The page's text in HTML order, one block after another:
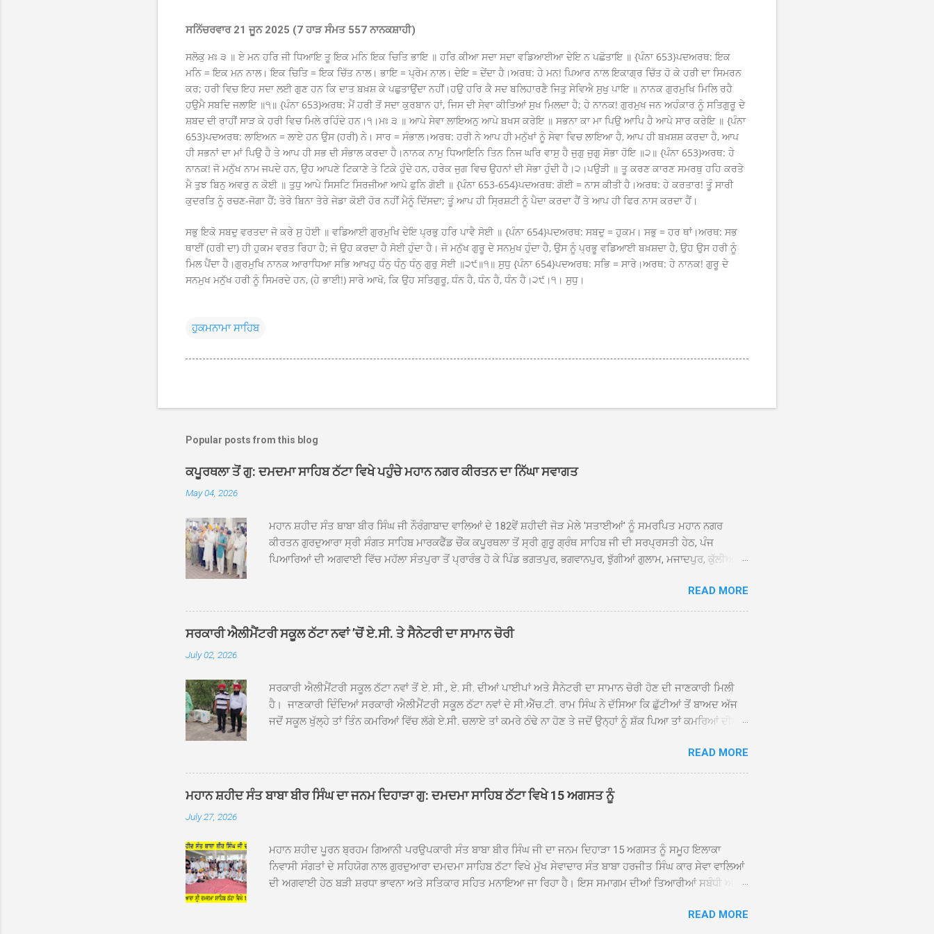
ਸਨਿੱਚਰਵਾਰ 21 ਜੂਨ 2025 (7 ਹਾੜ ਸੰਮਤ 557 ਨਾਨਕਸ਼ਾਹੀ)
ਸਲੋਕੁ ਮਃ ੩ ॥ ਏ ਮਨ ਹਰਿ ਜੀ ਧਿਆਇ ਤੂ ਇਕ ਮਨਿ ਇਕ ਚਿਤਿ ਭਾਇ ॥ ਹਰਿ ਕੀਆ ਸਦਾ ਸਦਾ ਵਡਿਆਈਆ ਦੇਇ ਨ ਪਛੋਤਾਇ ॥ {ਪੰਨਾ 653}ਪਦਅਰਥ: ਇਕ
ਮਨਿ = ਇਕ ਮਨ ਨਾਲ। ਇਕ ਚਿਤਿ = ਇਕ ਚਿੱਤ ਨਾਲ। ਭਾਇ = ਪ੍ਰੇਮ ਨਾਲ। ਦੇਇ = ਦੇਂਦਾ ਹੈ।ਅਰਥ: ਹੇ ਮਨ! ਪਿਆਰ ਨਾਲ ਇਕਾਗ੍ਰ ਚਿੱਤ ਹੋ ਕੇ ਹਰੀ ਦਾ ਸਿਮਰਨ
ਕਰ; ਹਰੀ ਵਿਚ ਇਹ ਸਦਾ ਲਈ ਗੁਣ ਹਨ ਕਿ ਦਾਤ ਬਖ਼ਸ਼ ਕੇ ਪਛੁਤਾਉਂਦਾ ਨਹੀਂ।ਹਉ ਹਰਿ ਕੈ ਸਦ ਬਲਿਹਾਰਣੈ ਜਿਤੁ ਸੇਵਿਐ ਸੁਖੁ ਪਾਇ ॥ ਨਾਨਕ ਗੁਰਮੁਖਿ ਮਿਲਿ ਰਹੈ
ਹਉਮੈ ਸਬਦਿ ਜਲਾਇ ॥੧॥ {ਪੰਨਾ 653}ਅਰਥ: ਮੈਂ ਹਰੀ ਤੋਂ ਸਦਾ ਕੁਰਬਾਨ ਹਾਂ, ਜਿਸ ਦੀ ਸੇਵਾ ਕੀਤਿਆਂ ਸੁਖ ਮਿਲਦਾ ਹੈ; ਹੇ ਨਾਨਕ! ਗੁਰਮੁਖ ਜਨ ਅਹੰਕਾਰ ਨੂੰ ਸਤਿਗੁਰੂ ਦੇ
ਸ਼ਬਦ ਦੀ ਰਾਹੀਂ ਸਾੜ ਕੇ ਹਰੀ ਵਿਚ ਮਿਲੇ ਰਹਿੰਦੇ ਹਨ।੧।ਮਃ ੩ ॥ ਆਪੇ ਸੇਵਾ ਲਾਇਅਨੁ ਆਪੇ ਬਖਸ ਕਰੇਇ ॥ ਸਭਨਾ ਕਾ ਮਾ ਪਿਉ ਆਪਿ ਹੈ ਆਪੇ ਸਾਰ ਕਰੇਇ ॥ {ਪੰਨਾ
653}ਪਦਅਰਥ: ਲਾਇਅਨ = ਲਾਏ ਹਨ ਉਸ (ਹਰੀ) ਨੇ। ਸਾਰ = ਸੰਭਾਲ।ਅਰਥ: ਹਰੀ ਨੇ ਆਪ ਹੀ ਮਨੁੱਖਾਂ ਨੂੰ ਸੇਵਾ ਵਿਚ ਲਾਇਆ ਹੈ, ਆਪ ਹੀ ਬਖ਼ਸ਼ਸ਼ ਕਰਦਾ ਹੈ, ਆਪ
ਹੀ ਸਭਨਾਂ ਦਾ ਮਾਂ ਪਿਉ ਹੈ ਤੇ ਆਪ ਹੀ ਸਭ ਦੀ ਸੰਭਾਲ ਕਰਦਾ ਹੈ।ਨਾਨਕ ਨਾਮੁ ਧਿਆਇਨਿ ਤਿਨ ਨਿਜ ਘਰਿ ਵਾਸੁ ਹੈ ਜੁਗੁ ਜੁਗੁ ਸੋਭਾ ਹੋਇ ॥੨॥ {ਪੰਨਾ 653}ਅਰਥ: ਹੇ
ਨਾਨਕ! ਜੋ ਮਨੁੱਖ ਨਾਮ ਜਪਦੇ ਹਨ, ਉਹ ਆਪਣੇ ਟਿਕਾਣੇ ਤੇ ਟਿਕੇ ਹੁੰਦੇ ਹਨ, ਹਰੇਕ ਜੁਗ ਵਿਚ ਉਹਨਾਂ ਦੀ ਸੋਭਾ ਹੁੰਦੀ ਹੈ।੨।ਪਉੜੀ ॥ ਤੂ ਕਰਣ ਕਾਰਣ ਸਮਰਥੁ ਹਹਿ ਕਰਤੇ
ਮੈ ਤੁਝ ਬਿਨੁ ਅਵਰੁ ਨ ਕੋਈ ॥ ਤੁਧੁ ਆਪੇ ਸਿਸਟਿ ਸਿਰਜੀਆ ਆਪੇ ਫੁਨਿ ਗੋਈ ॥ {ਪੰਨਾ 653-654}ਪਦਅਰਥ: ਗੋਈ = ਨਾਸ ਕੀਤੀ ਹੈ।ਅਰਥ: ਹੇ ਕਰਤਾਰ! ਤੂੰ ਸਾਰੀ
ਕੁਦਰਤਿ ਨੂੰ ਰਚਣ-ਜੋਗਾ ਹੈਂ; ਤੇਰੇ ਬਿਨਾ ਤੇਰੇ ਜੇਡਾ ਕੋਈ ਹੋਰ ਨਹੀਂ ਮੈਨੂੰ ਦਿੱਸਦਾ; ਤੂੰ ਆਪ ਹੀ ਸ੍ਰਿਸ਼ਟੀ ਨੂੰ ਪੈਦਾ ਕਰਦਾ ਹੈਂ ਤੇ ਆਪ ਹੀ ਫਿਰ ਨਾਸ ਕਰਦਾ ਹੈਂ।
ਸਭੁ ਇਕੋ ਸਬਦੁ ਵਰਤਦਾ ਜੋ ਕਰੇ ਸੁ ਹੋਈ ॥ ਵਡਿਆਈ ਗੁਰਮੁਖਿ ਦੇਇ ਪ੍ਰਭੁ ਹਰਿ ਪਾਵੈ ਸੋਈ ॥ {ਪੰਨਾ 654}ਪਦਅਰਥ: ਸਬਦੁ = ਹੁਕਮ। ਸਭੁ = ਹਰ ਥਾਂ।ਅਰਥ: ਸਭ
ਥਾਈਂ (ਹਰੀ ਦਾ) ਹੀ ਹੁਕਮ ਵਰਤ ਰਿਹਾ ਹੈ; ਜੋ ਉਹ ਕਰਦਾ ਹੈ ਸੋਈ ਹੁੰਦਾ ਹੈ। ਜੋ ਮਨੁੱਖ ਗੁਰੂ ਦੇ ਸਨਮੁਖ ਹੁੰਦਾ ਹੈ, ਉਸ ਨੂੰ ਪ੍ਰਭੂ ਵਡਿਆਈ ਬਖ਼ਸ਼ਦਾ ਹੈ, ਉਹ ਉਸ ਹਰੀ ਨੂੰ
ਮਿਲ ਪੈਂਦਾ ਹੈ।ਗੁਰਮੁਖਿ ਨਾਨਕ ਆਰਾਧਿਆ ਸਭਿ ਆਖਹੁ ਧੰਨੁ ਧੰਨੁ ਧੰਨੁ ਗੁਰੁ ਸੋਈ ॥੨੯॥੧॥ ਸੁਧੁ {ਪੰਨਾ 654}ਪਦਅਰਥ: ਸਭਿ = ਸਾਰੇ।ਅਰਥ: ਹੇ ਨਾਨਕ! ਗੁਰੂ ਦੇ
ਸਨਮੁਖ ਮਨੁੱਖ ਹਰੀ ਨੂੰ ਸਿਮਰਦੇ ਹਨ, (ਹੇ ਭਾਈ!) ਸਾਰੇ ਆਖੋ, ਕਿ ਉਹ ਸਤਿਗੁਰੂ, ਧੰਨ ਹੈ, ਧੰਨ ਹੈ, ਧੰਨ ਹੈ।੨੯।੧। ਸੁਧੁ।
ਹੁਕਮਨਾਮਾ ਸਾਹਿਬ
Popular posts from this blog
ਕਪੂਰਥਲਾ ਤੋਂ ਗੁ: ਦਮਦਮਾ ਸਾਹਿਬ ਠੱਟਾ ਵਿਖੇ ਪਹੁੰਚੇ ਮਹਾਨ ਨਗਰ ਕੀਰਤਨ ਦਾ ਨਿੱਘਾ ਸਵਾਗਤ
May 04, 2026
ਮਹਾਨ ਸ਼ਹੀਦ ਸੰਤ ਬਾਬਾ ਬੀਰ ਸਿੰਘ ਜੀ ਨੌਰੰਗਾਬਾਦ ਵਾਲਿਆਂ ਦੇ 182ਵੇਂ ਸ਼ਹੀਦੀ ਜੋੜ ਮੇਲੇ 'ਸਤਾਈਆਂ' ਨੂੰ ਸਮਰਪਿਤ ਮਹਾਨ ਨਗਰ
ਕੀਰਤਨ ਗੁਰਦੁਆਰਾ ਸ੍ਰੀ ਸੰਗਤ ਸਾਹਿਬ ਮਾਰਕਫੈੱਡ ਚੌਂਕ ਕਪੂਰਥਲਾ ਤੋਂ ਸ੍ਰੀ ਗੁਰੂ ਗ੍ਰੰਥ ਸਾਹਿਬ ਜੀ ਦੀ ਸਰਪ੍ਰਸਤੀ ਹੇਠ, ਪੰਜ
ਪਿਆਰਿਆਂ ਦੀ ਅਗਵਾਈ ਵਿੱਚ ਮਹੱਲਾ ਸੰਤਪੁਰਾ ਤੋਂ ਪ੍ਰਾਰੰਭ ਹੋ ਕੇ ਪਿੰਡ ਭਗਤਪੁਰ, ਭਗਵਾਨਪੁਰ, ਝੁੱਗੀਆਂ ਗੁਲਾਮ, ਮਜਾਦਪੁਰ, ਕੁੱਲੀਆਂ,
ਦਮਦਮਾ ਸਾਹਿਬ ਠੱਟਾ ਵਿਖੇ ਪਹੁੰਚਿਆ। ਨਗਰ ਕੀਰਤਨ ਦੇ ਗੁਰਦੁਆਰਾ ਸ੍ਰੀ ਦਮਦਮਾ ਸਾਹਿਬ ਠੱਟਾ ਵਿਖੇ ਪਹੁੰਚਣ ’ਤੇ ਮੁੱਖ ਸੇਵਾਦਾਰ
ਸੰਤ ਬਾਬਾ ਹਰਜੀਤ ਸਿੰਘ ਤੇ ਇਲਾਕੇ ਦੀਆਂ ਸੰਗਤਾਂ ਵੱਲੋਂ ਜੈਕਾਰਿਆਂ ਦੀ ਗੂੰਜ ਵਿਚ ਨਿੱਘਾ ਸਵਾਗਤ ਕੀਤਾ ਗਿਆ। ਗੁਰਦੁਆਰਾ ਸ੍ਰੀ
ਦਮਦਮਾ ਸਾਹਿਬ ਠੱਟਾ ਵਿਖੇ ਨਗਰ ਕੀਰਤਨ ਦੇ ਸਮਾਪਤੀ ਦੀ ਅਰਦਾਸ ਹੋਈ। ਇਸ ਮੌਕੇ ਪੰਜ ਪਿਆਰੇ ਸਾਹਿਬਾਨ ਤੇ ਨਗਰ ਕੀਰਤਨ ਦੇ
ਪ੍ਰਬੰਧਕਾਂ ਦਾ ਗੁਰਦੁਆਰਾ ਦਮਦਮਾ ਸਾਹਿਬ ਠੱਟਾ ਦੇ ਮੁੱਖ ਸੇਵਾਦਾਰ ਸੰਤ ਬਾਬਾ ਹਰਜੀਤ ਸਿੰਘ ਵੱਲੋਂ ਸਿਰੋਪਾਓ ਦੇ ਕੇ ਵਿਸ਼ੇਸ਼ ਤੌਰ ’ਤੇ
READ MORE
ਸਰਕਾਰੀ ਐਲੀਮੈਂਟਰੀ ਸਕੂਲ ਠੱਟਾ ਨਵਾਂ ’ਚੋਂ ਏ.ਸੀ. ਤੇ ਸੈਨੇਟਰੀ ਦਾ ਸਾਮਾਨ ਚੋਰੀ
July 02, 2026
ਸਰਕਾਰੀ ਐਲੀਮੈਂਟਰੀ ਸਕੂਲ ਠੱਟਾ ਨਵਾਂ ਤੋਂ ਏ. ਸੀ., ਏ. ਸੀ. ਦੀਆਂ ਪਾਈਪਾਂ ਅਤੇ ਸੈਨੇਟਰੀ ਦਾ ਸਾਮਾਨ ਚੋਰੀ ਹੋਣ ਦੀ ਜਾਣਕਾਰੀ ਮਿਲੀ
ਹੈ। ਜਾਣਕਾਰੀ ਦਿੰਦਿਆਂ ਸਰਕਾਰੀ ਐਲੀਮੈਂਟਰੀ ਸਕੂਲ ਠੱਟਾ ਨਵਾਂ ਦੇ ਸੀ.ਐੱਚ.ਟੀ. ਰਾਮ ਸਿੰਘ ਨੇ ਦੱਸਿਆ ਕਿ ਛੁੱਟੀਆਂ ਤੋਂ ਬਾਅਦ ਅੱਜ
ਜਦੋਂ ਸਕੂਲ ਖੁੱਲ੍ਹੇ ਤਾਂ ਤਿੰਨ ਕਮਰਿਆਂ ਵਿੱਚ ਲੱਗੇ ਏ.ਸੀ. ਚਲਾਏ ਤਾਂ ਕਮਰੇ ਠੰਢੇ ਨਾ ਹੋਣ ਤੇ ਜਦੋਂ ਉਨ੍ਹਾਂ ਨੂੰ ਸ਼ੱਕ ਪਿਆ ਤਾਂ ਕਮਰਿਆਂ ਦੀਆਂ
ਹੋਈਆਂ ਸਨ। ਉਨ੍ਹਾਂ ਦੱਸਿਆ ਕਿ ਉਹ ਛੁੱਟੀਆਂ ਦੌਰਾਨ ਵੀ ਸਕੂਲ ਗੇੜਾ ਮਾਰਦੇ ਸਨ ਅਤੇ 20 ਜੂਨ ਤੱਕ ਸਭ ਠੀਕ ਸੀ। ਚੋਰੀ ਦੀ ਘਟਨਾ
20 ਤੋਂ 30 ਜੂਨ ਵਿਚਕਾਰ ਹੋਈ ਜਾਪਦੀ ਹੈ। ਇਸ ਮੌਕੇ ਸਕੂਲ ਸਟਾਫ ਮੈਂਬਰਾਂ ਅੰਜੂ ਬਾਲਾ, ਹਰਜੀਤ ਕੌਰ, ਕਮਲਪ੍ਰੀਤ ਕੌਰ ਅਤੇ ਹਰਵਿੰਦਰ
ਸਿੰਘ ਟੋਡਰਵਾਲ ਨੇ ਦੱਸਿਆ ਕਿ ਸਕੂਲ ਵਿੱਚ ਪਿਛਲੇ ਸਾਲ ਤਿੰਨ ਏ. ਸੀ. ਲਾਉਣ ਦੀ ਸੇਵਾ ਸੀ.ਐੱਚ.ਟੀ. ਰਾਮ ਸਿੰਘ ਵੱਲੋਂ ਕੀਤੀ ਗਈ ਸੀ
ਜਿਸ ਦੀ ਮਾਪਿਆਂ ਨੇ ਖੂਬ ਪ੍ਰਸੰਸਾ ਕੀਤੀ ਸੀ। ਉਨ੍ਹਾਂ ਦੱਸਿਆ ਕਿ ਏਸੀ ਚੋਰੀ ਹੋਣ ਨਾਲ ਬੱਚਿਆਂ ਦੇ ਮਾਪਿਆਂ ਵਿੱਚ ਭਾਰੀ ਰੋਸ ਹੈ ਅਤੇ
READ MORE
ਮਹਾਨ ਸ਼ਹੀਦ ਸੰਤ ਬਾਬਾ ਬੀਰ ਸਿੰਘ ਦਾ ਜਨਮ ਦਿਹਾੜਾ ਗੁ: ਦਮਦਮਾ ਸਾਹਿਬ ਠੱਟਾ ਵਿਖੇ 15 ਅਗਸਤ ਨੂੰ
July 27, 2026
ਮਹਾਨ ਸ਼ਹੀਦ ਪੂਰਨ ਬ੍ਰਹਮ ਗਿਆਨੀ ਪਰਉਪਕਾਰੀ ਸੰਤ ਬਾਬਾ ਬੀਰ ਸਿੰਘ ਜੀ ਦਾ ਜਨਮ ਦਿਹਾੜਾ 15 ਅਗਸਤ ਨੂੰ ਸਮੂਹ ਇਲਾਕਾ
ਨਿਵਾਸੀ ਸੰਗਤਾਂ ਦੇ ਸਹਿਯੋਗ ਨਾਲ ਗੁਰਦੁਆਰਾ ਦਮਦਮਾ ਸਾਹਿਬ ਠੱਟਾ ਵਿਖੇ ਮੁੱਖ ਸੇਵਾਦਾਰ ਸੰਤ ਬਾਬਾ ਹਰਜੀਤ ਸਿੰਘ ਕਾਰ ਸੇਵਾ ਵਾਲਿਆਂ
ਦੀ ਅਗਵਾਈ ਹੇਠ ਬੜੀ ਸ਼ਰਧਾ ਭਾਵਨਾ ਅਤੇ ਸਤਿਕਾਰ ਸਹਿਤ ਮਨਾਇਆ ਜਾ ਰਿਹਾ ਹੈ। ਇਸ ਸਮਾਗਮ ਦੀਆਂ ਤਿਆਰੀਆਂ ਸਬੰਧੀ ਅੱਜ
ਹੇਠ ਹੋਈ ਜਿਸ ਵਿਚ ਸਮੁੱਚੇ ਇਲਾਕੇ ਦੀਆਂ ਵੱਡੀ ਗਿਣਤੀ ਵਿੱਚਸੰਗਤਾਂ ਨੇ ਭਾਗ ਲਿਆ ਅਤੇ ਆਪੋ ਆਪਣੇ ਵਿਚਾਰ ਸਾਂਝੇ ਕੀਤੇ। ਇਸ ਸਬੰਧੀ
READ MORE